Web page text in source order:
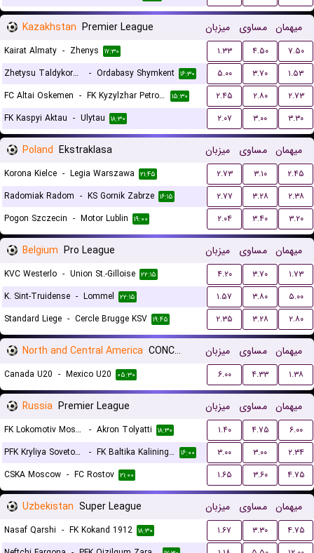
Kazakhstan Premier League میزبان مساوی میهمان
Kairat Almaty - Zhenys ۱۷:۳۰ ۱.۳۳ ۴.۵۰
۷.۵۰
Zhetysu Taldykorgan
- Ordabasy Shymkent ۱۶:۳۰ ۵.۰۰ ۳.۷۰
۱.۵۳
FC Altai Oskemen - FK Kyzylzhar Petropavlovsk ۱۵:۳۰ ۲.۴۵ ۲.۸۰
۲.۷۳
FK Kaspyi Aktau - Ulytau ۱۸:۳۰ ۲.۰۷ ۳.۰۰ ۳.۳۰
Poland Ekstraklasa میزبان مساوی میهمان
Korona Kielce - Legia Warszawa ۲۱:۴۵ ۲.۷۳ ۳.۱۰
۲.۴۵
Radomiak Radom - KS Gornik Zabrze ۱۶:۱۵ ۲.۷۷ ۳.۲۸
۲.۳۸
Pogon Szczecin - Motor Lublin ۱۹:۰۰ ۲.۰۴ ۳.۴۰ ۳.۲۰
Belgium Pro League میزبان مساوی میهمان
KVC Westerlo - Union St.-Gilloise ۲۲:۱۵ ۴.۲۰ ۳.۷۰
۱.۷۳
K. Sint-Truidense - Lommel ۲۲:۱۵ ۱.۵۷ ۳.۸۰
۵.۰۰
Standard Liege - Cercle Brugge KSV ۱۹:۴۵ ۲.۳۵ ۳.۲۸ ۲.۸۰
North and Central America CONCACAF Championship U20 میزبان مساوی میهمان
Canada U20 - Mexico U20 ۰۵:۳۰ ۶.۰۰ ۴.۳۳ ۱.۳۸
Russia Premier League میزبان مساوی میهمان
FK Lokomotiv Moscow - Akron Tolyatti ۱۸:۳۰ ۱.۴۰ ۴.۷۵
۶.۰۰
PFK Kryliya Sovetov Samara
- FK Baltika Kaliningrad ۱۶:۰۰ ۳.۰۰ ۳.۰۰
۲.۳۴
CSKA Moscow - FC Rostov ۲۱:۰۰ ۱.۶۵ ۳.۶۰ ۴.۷۵
Uzbekistan Super League میزبان مساوی میهمان
Nasaf Qarshi - FK Kokand 1912 ۱۸:۳۰ ۱.۶۷ ۳.۳۰
۴.۷۵